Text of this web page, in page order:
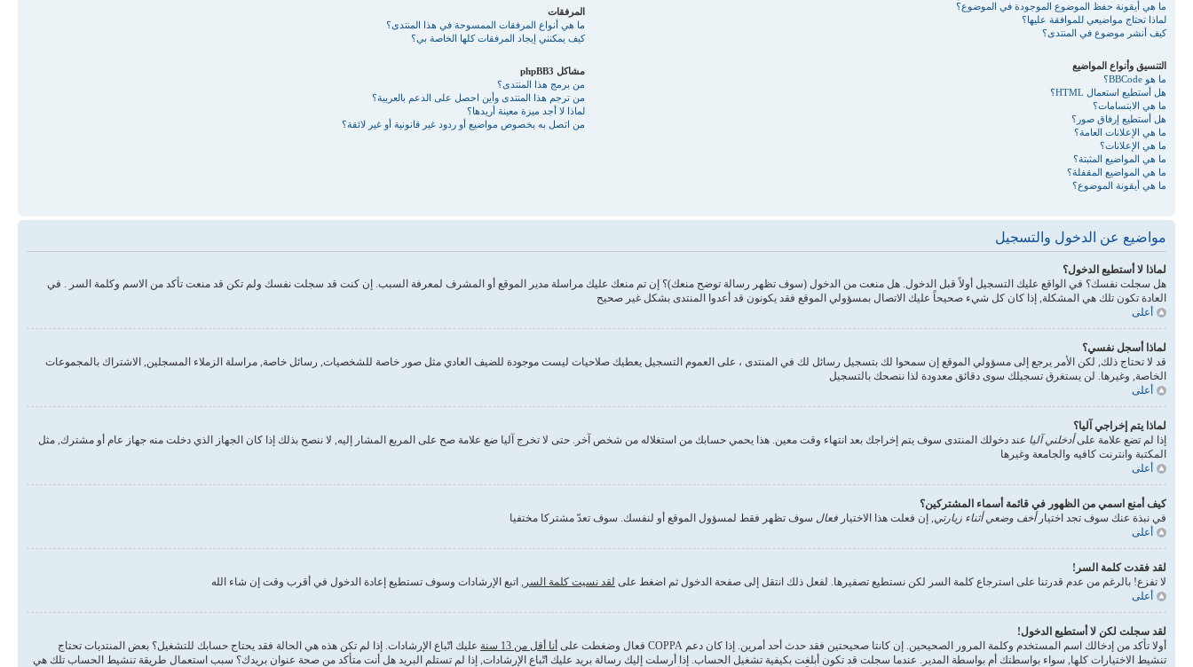
ما هي أيقونة حفظ الموضوع الموجودة في الموضوع؟
لماذا تحتاج مواضيعي للموافقة عليها؟
كيف أنشر موضوع في المنتدى؟
التنسيق وأنواع المواضيع
ما هو BBCode؟
هل أستطيع استعمال HTML؟
ما هي الابتسامات؟
هل أستطيع إرفاق صور؟
ما هي الإعلانات العامة؟
ما هي الإعلانات؟
ما هي المواضيع المثبتة؟
ما هي المواضيع المقفلة؟
ما هي أيقونة الموضوع؟
المرفقات
ما هي أنواع المرفقات الممسوحة في هذا المنتدى؟
كيف يمكنني إيجاد المرفقات كلها الخاصة بي؟
مشاكل phpBB3
من برمج هذا المنتدى؟
من ترجم هذا المنتدى وأين احصل على الدعم بالعربية؟
لماذا لا أجد ميزة معينة أريدها؟
من اتصل به بخصوص مواضيع أو ردود غير قانونية أو غير لائقة؟
مواضيع عن الدخول والتسجيل
لماذا لا أستطيع الدخول؟
هل سجلت نفسك؟ في الواقع عليك التسجيل أولاً قبل الدخول. هل منعت من الدخول (سوف تظهر رسالة توضح منعك)؟ إن تم منعك عليك مراسلة مدير الموقع أو المشرف لمعرفة السبب. إن كنت قد سجلت نفسك ولم تكن قد منعت تأكد من الاسم وكلمة السر . في
العادة تكون تلك هي المشكلة, إذا كان كل شيء صحيحاً عليك الاتصال بمسؤولي الموقع فقد يكونون قد أعدوا المنتدى بشكل غير صحيح
أعلى
لماذا أسجل نفسي؟
قد لا تحتاج ذلك, لكن الأمر يرجع إلى مسؤولي الموقع إن سمحوا لك بتسجيل رسائل لك في المنتدى ، على العموم التسجيل يعطيك صلاحيات ليست موجودة للضيف العادي مثل صور خاصة للشخصيات, رسائل خاصة, مراسلة الزملاء المسجلين, الاشتراك بالمجموعات
الخاصة, وغيرها. لن يستغرق تسجيلك سوى دقائق معدودة لذا ننصحك بالتسجيل
أعلى
لماذا يتم إخراجي آليا؟
إذا لم تضع علامة علىأدخلني آليا عند دخولك المنتدى سوف يتم إخراجك بعد انتهاء وقت معين. هذا يحمي حسابك من استغلاله من شخص آخر. حتى لا تخرج آليا ضع علامة صح على المربع المشار إليه, لا ننصح بذلك إذا كان الجهاز الذي دخلت منه جهاز عام أو مشترك, مثل
المكتبة وانترنت كافيه والجامعة وغيرها
أعلى
كيف أمنع اسمي من الظهور في قائمة أسماء المشتركين؟
في نبذة عنك سوف تجد اختيارأخف وضعي أثناء زيارتي, إن فعلت هذا الاختيار فعال سوف تظهر فقط لمسؤول الموقع أو لنفسك. سوف تعدّ مشتركا مختفيا
أعلى
لقد فقدت كلمة السر!
لا تفزع! بالرغم من عدم قدرتنا على استرجاع كلمة السر لكن نستطيع تصفيرها. لفعل ذلك انتقل إلى صفحة الدخول ثم اضغط على لقد نسيت كلمة السر , اتبع الإرشادات وسوف تستطيع إعادة الدخول في أقرب وقت إن شاء الله
أعلى
لقد سجلت لكن لا أستطيع الدخول!
أولا تأكد من إدخالك اسم المستخدم وكلمة المرور الصحيحين. إن كانتا صحيحتين فقد حدث أحد أمرين. إذا كان دعم COPPA فعال وضغطت على
أنا أقل من 13 سنة
عليك اتّباع الإرشادات. إذا لم تكن هذه هي الحالة فقد يحتاج حسابك للتشغيل؟ بعض المنتديات تحتاج
تنشيط الاختيارات كلها, سواء بواسطتك أم بواسطة المدير. عندما سجلت قد تكون أبلغت بكيفية تشغيل الحساب. إذا أرسلت إليك رسالة بريد عليك اتّباع الإرشادات, إذا لم تستلم البريد هل أنت متأكد من صحة عنوان بريدك؟ سبب استعمال طريقة تنشيط الحساب تلك هي